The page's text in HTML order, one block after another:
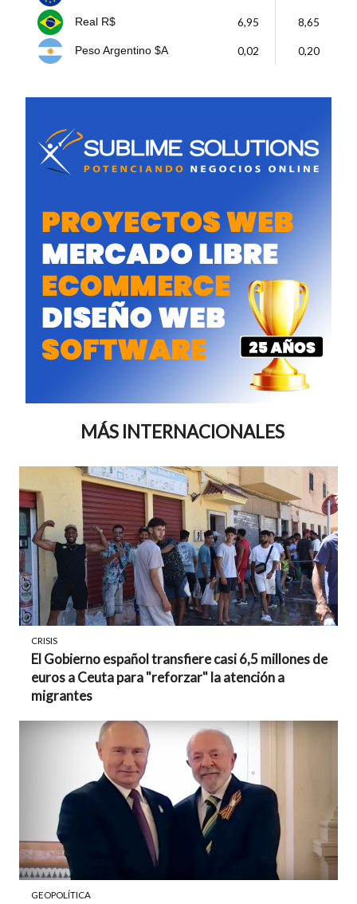
Real R$ 6,95 8,65
Peso Argentino $A 0,02 0,20
MÁS INTERNACIONALES
CRISIS
El Gobierno español transfiere casi 6,5 millones de
euros a Ceuta para "reforzar" la atención a
migrantes
GEOPOLÍTICA